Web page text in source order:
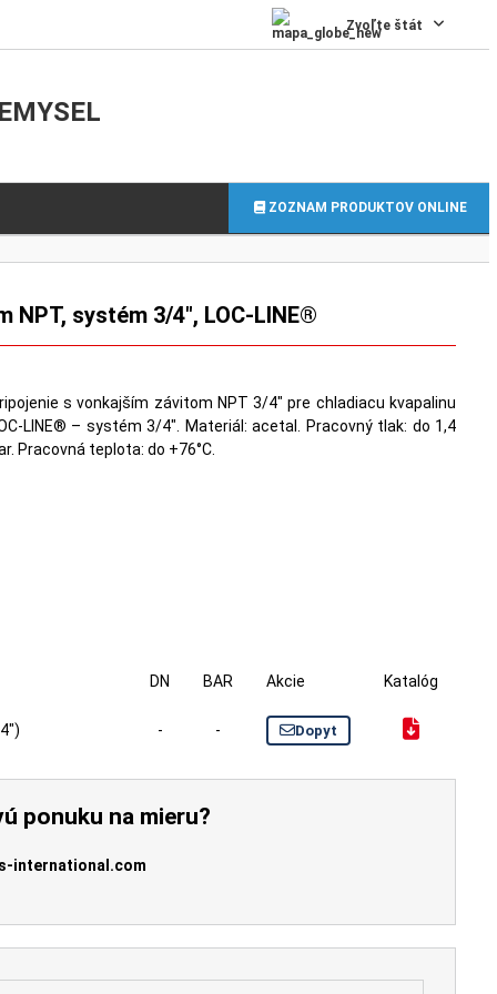
Zvoľte štát
ZOZNAM PRODUKTOV ONLINE
systém 3/4″, LOC-LINE®
s vonkajším závitom NPT 3/4″ pre chladiacu kvapalinu
LINE® – systém 3/4″. Materiál: acetal. Pracovný tlak: do 1,4
Pracovná teplota: do +76°C.
DN BAR Akcie Katalóg
- - Dopyt
ponuku na mieru?
international.com